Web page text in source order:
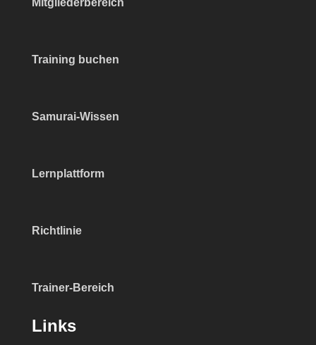
Mitgliederbereich
Training buchen
Samurai-Wissen
Lernplattform
Richtlinie
Trainer-Bereich
Links